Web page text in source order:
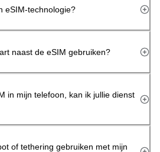
eSIM-technologie?
naast de eSIM gebruiken?
in mijn telefoon, kan ik jullie dienst
of tethering gebruiken met mijn